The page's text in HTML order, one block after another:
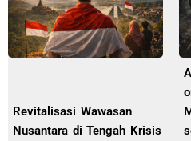
Revitalisasi Wawasan
Nusantara di Tengah Krisis